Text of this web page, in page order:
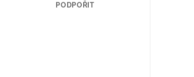
PODPOŘIT